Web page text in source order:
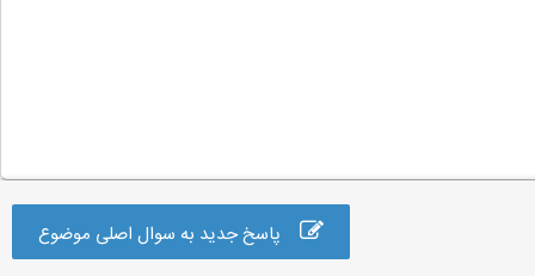
پاسخ جدید به سوال اصلی موضوع